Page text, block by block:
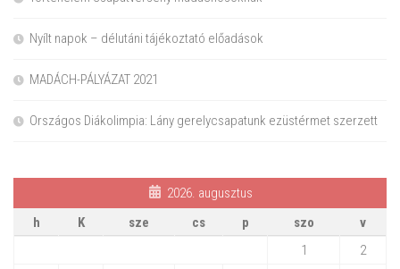
Nyílt napok – délutáni tájékoztató előadások
MADÁCH-PÁLYÁZAT 2021
Országos Diákolimpia: Lány gerelycsapatunk ezüstérmet szerzett
2026. augusztus
h
K sze cs p szo
v
1
2